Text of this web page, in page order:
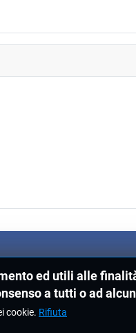
ed utili alle
a tutti o ad
cookie. Rifiuta